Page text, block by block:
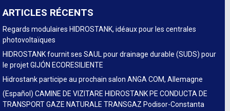
ARTICLES RÉCENTS
Regards modulaires HIDROSTANK, idéaux pour les centrales
photovoltaïques
HIDROSTANK fournit ses SAUL pour drainage durable (SUDS) pour
le projet GIJÓN ECORESILIENTE
Hidrostank participe au prochain salon ANGA COM, Allemagne
(Español) CAMINE DE VIZITARE HIDROSTANK PE CONDUCTA DE
TRANSPORT GAZE NATURALE TRANSGAZ Podisor-Constanta